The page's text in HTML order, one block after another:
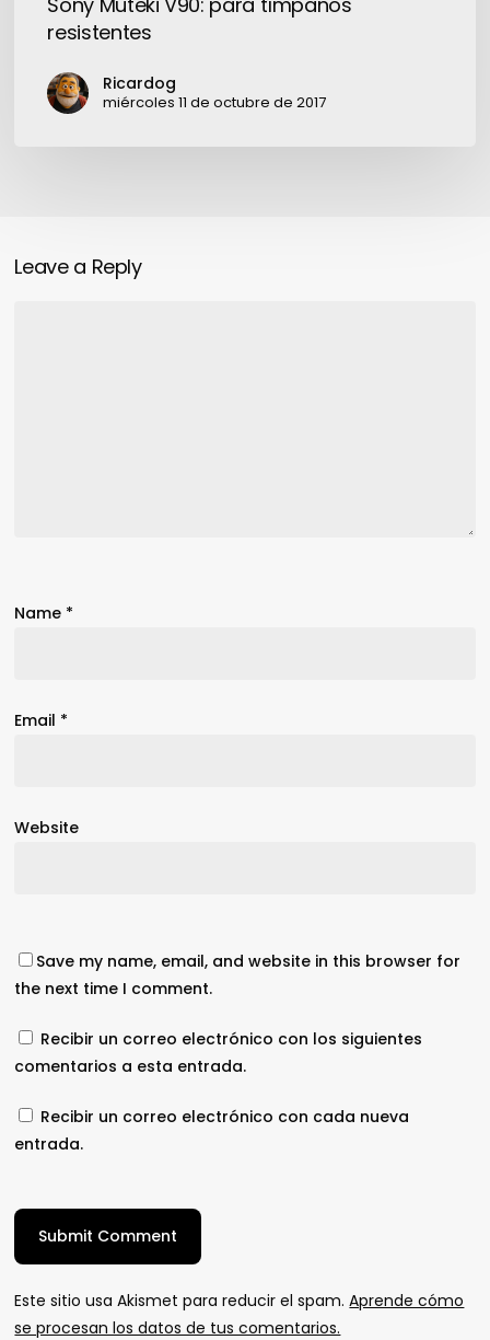
resistentes
Ricardog
miércoles 11 de octubre de 2017
Leave a Reply
Name *
Email *
Website
Save my name, email, and website in this browser for
the next time I comment.
Recibir un correo electrónico con los siguientes
comentarios a esta entrada.
Recibir un correo electrónico con cada nueva
entrada.
Este sitio usa Akismet para reducir el spam.Aprende cómo
se procesan los datos de tus comentarios.